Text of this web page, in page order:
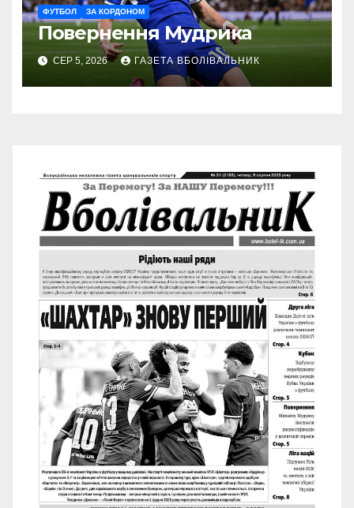
ФУТБОЛ ЗА КОРДОНОМ
Повернення Мудрика
СЕР 5, 2026 ГАЗЕТА ВБОЛІВАЛЬНИК